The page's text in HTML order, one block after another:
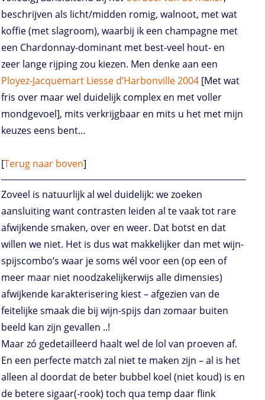
beschrijven als licht/midden romig, walnoot, met wat
koffie (met slagroom), waarbij ik een champagne met
een Chardonnay-dominant met best-veel hout- en
zeer lange rijping zou kiezen. Men denke aan een
Ployez-Jacquemart Liesse d’Harbonville 2004 [Met wat
fris over maar wel duidelijk complex en met voller
mondgevoel], mits verkrijgbaar en mits u het met mijn
keuzes eens bent…
[Terug naar boven]
Zoveel is natuurlijk al wel duidelijk: we zoeken
aansluiting want contrasten leiden al te vaak tot rare
afwijkende smaken, over en weer. Dat botst en dat
willen we niet. Het is dus wat makkelijker dan met wijn-
spijscombo’s waar je soms wél voor een (op een of
meer maar niet noodzakelijkerwijs alle dimensies)
afwijkende karakterisering kiest – afgezien van de
feitelijke smaak die bij wijn-spijs dan zomaar buiten
beeld kan zijn gevallen ..!
Maar zó gedetailleerd haalt wel de lol van proeven af.
En een perfecte match zal niet te maken zijn – al is het
alleen al doordat de beter bubbel koel (niet koud) is en
de betere sigaar(-rook) toch qua temp daar flink